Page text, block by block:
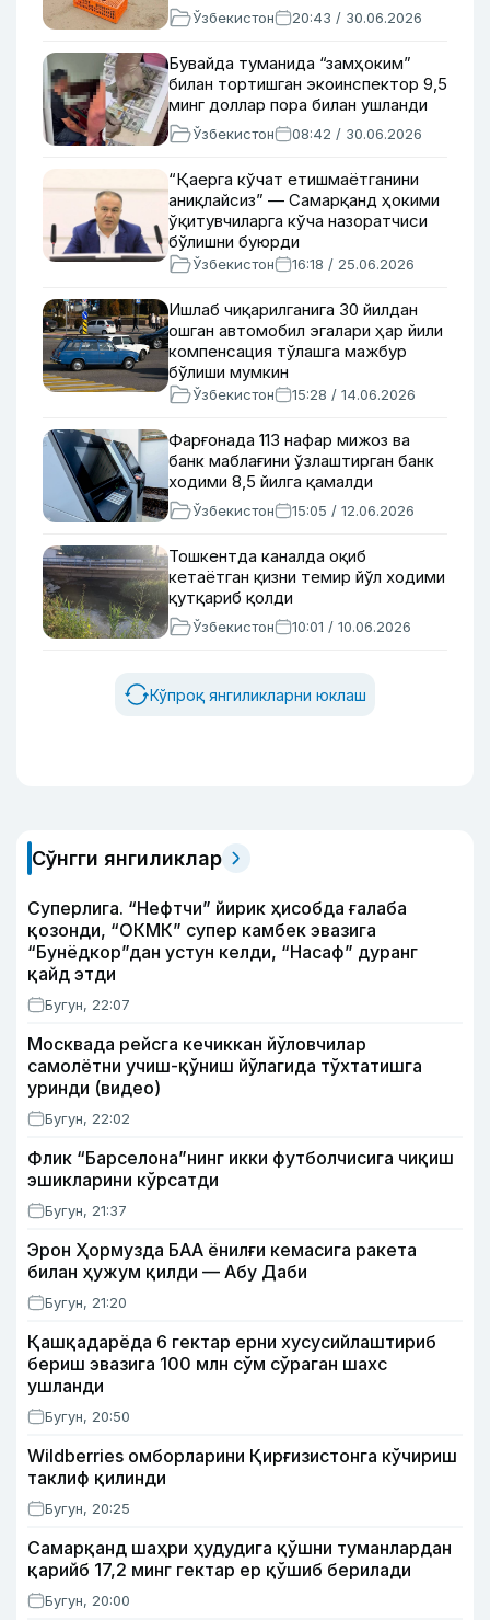
Ўзбекистон 20:43 / 30.06.2026
Бувайда туманида “замҳоким”
билан тортишган экоинспектор 9,5
минг доллар пора билан ушланди
Ўзбекистон 08:42 / 30.06.2026
“Қаерга кўчат етишмаётганини
аниқлайсиз” — Самарқанд ҳокими
ўқитувчиларга кўча назоратчиси
бўлишни буюрди
Ўзбекистон 16:18 / 25.06.2026
Ишлаб чиқарилганига 30 йилдан
ошган автомобил эгалари ҳар йили
компенсация тўлашга мажбур
бўлиши мумкин
Ўзбекистон 15:28 / 14.06.2026
Фарғонада 113 нафар мижоз ва
банк маблағини ўзлаштирган банк
ходими 8,5 йилга қамалди
Ўзбекистон 15:05 / 12.06.2026
Тошкентда каналда оқиб
кетаётган қизни темир йўл ходими
қутқариб қолди
Ўзбекистон 10:01 / 10.06.2026
Кўпроқ янгиликларни юклаш
Сўнгги янгиликлар
Суперлига. “Нефтчи” йирик ҳисобда ғалаба
қозонди, “ОКМК” супер камбек эвазига
“Бунёдкор”дан устун келди, “Насаф” дуранг
қайд этди
Бугун, 22:07
Москвада рейсга кечиккан йўловчилар
самолётни учиш-қўниш йўлагида тўхтатишга
уринди (видео)
Бугун, 22:02
Флик “Барселона”нинг икки футболчисига чиқиш
эшикларини кўрсатди
Бугун, 21:37
Эрон Ҳормузда БАА ёнилғи кемасига ракета
билан ҳужум қилди — Абу Даби
Бугун, 21:20
Қашқадарёда 6 гектар ерни хусусийлаштириб
бериш эвазига 100 млн сўм сўраган шахс
ушланди
Бугун, 20:50
Wildberries омборларини Қирғизистонга кўчириш
таклиф қилинди
Бугун, 20:25
Самарқанд шаҳри ҳудудига қўшни туманлардан
қарийб 17,2 минг гектар ер қўшиб берилади
Бугун, 20:00